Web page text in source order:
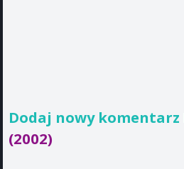
Dodaj nowy komentarz
(2002)